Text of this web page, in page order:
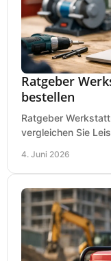
Ratgeber
bestellen
Ratgeber
vergleichen Sie
4. Juni 2026